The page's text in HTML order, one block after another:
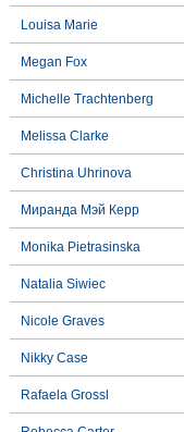
Louisa Marie
Megan Fox
Michelle Trachtenberg
Melissa Clarke
Christina Uhrinova
Миранда Мэй Керр
Monika Pietrasinska
Natalia Siwiec
Nicole Graves
Nikky Case
Rafaela Grossl